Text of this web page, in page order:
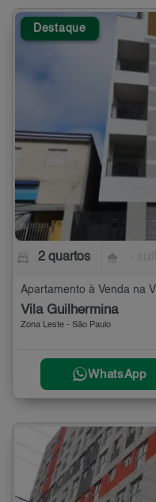
Destaque
2 quartos
Vila Guilhermina
Zona Leste - São Paulo
WhatsApp